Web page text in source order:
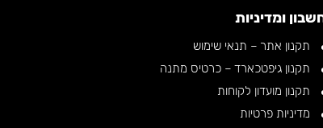
ומדיניות
תקנון אתר – תנאי שימוש
תקנון גיפטכארד – כרטיס מתנה
תקנון מועדון לקוחות
מדיניות פרטיות